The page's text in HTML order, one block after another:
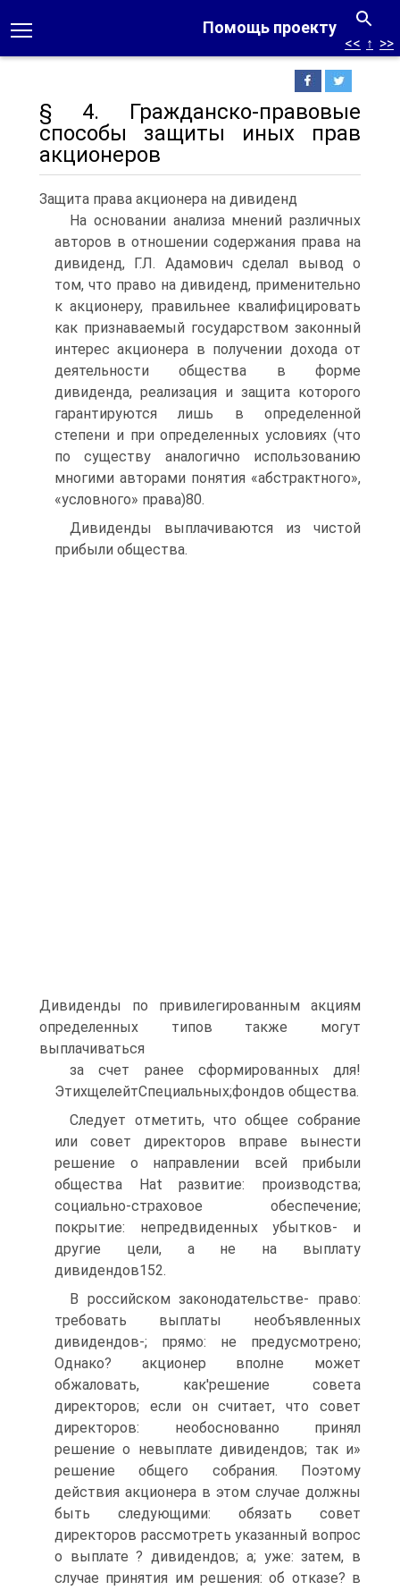
Помощь проекту
<< ↑ >>
§ 4. Гражданско-правовые
способы защиты иных прав
акционеров
Защита права акционера на дивиденд
На основании анализа мнений различных
авторов в отношении содержания права на
дивиденд, Г.Л. Адамович сделал вывод о
том, что право на дивиденд, применительно
к акционеру, правильнее квалифицировать
как признаваемый государством законный
интерес акционера в получении дохода от
деятельности общества в форме
дивиденда, реализация и защита которого
гарантируются лишь в определенной
степени и при определенных условиях (что
по существу аналогично использованию
многими авторами понятия «абстрактного»,
«условного» права)80.
Дивиденды выплачиваются из чистой
прибыли общества.
Дивиденды по привилегированным акциям
определенных типов также могут
выплачиваться
за счет ранее сформированных для!
ЭтихщелейтСпециальных;фондов общества.
Следует отметить, что общее собрание
или совет директоров вправе вынести
решение о направлении всей прибыли
общества Hat развитие: производства;
социально-страховое обеспечение;
покрытие: непредвиденных убытков- и
другие цели, а не на выплату
дивидендов152.
В российском законодательстве- право:
требовать выплаты необъявленных
дивидендов-; прямо: не предусмотрено;
Однако? акционер вполне может
обжаловать, как'решение совета
директоров; если он считает, что совет
директоров: необоснованно принял
решение о невыплате дивидендов; так и»
решение общего собрания. Поэтому
действия акционера в этом случае должны
быть следующими: обязать совет
директоров рассмотреть указанный вопрос
о выплате ? дивидендов; а; уже: затем, в
случае принятия им решения: об отказе? в